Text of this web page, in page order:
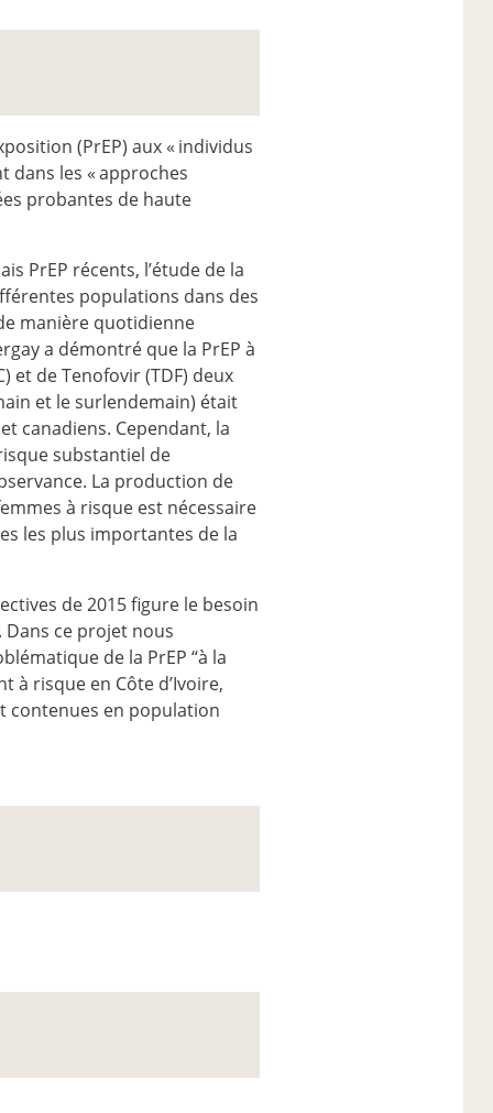
(PrEP) aux « individus
dans les «approches
probantes de haute
PrEP récents, l’étude de la
populations dans des
manière quotidienne
a démontré que la PrEP à
et de Tenofovir (TDF) deux
et le surlendemain) était
canadiens. Cependant, la
substantiel de
La production de
à risque est nécessaire
les plus importantes de la
de 2015 figure le besoin
ce projet nous
de la PrEP “à la
à risque en Côte d’Ivoire,
contenues en population